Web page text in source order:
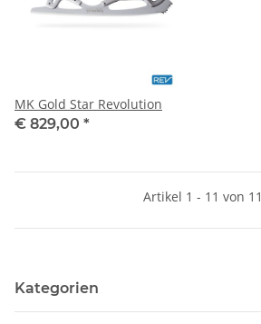
MK Gold Star Revolution
€ 829,00 *
Artikel 1 - 11 von 11
Kategorien